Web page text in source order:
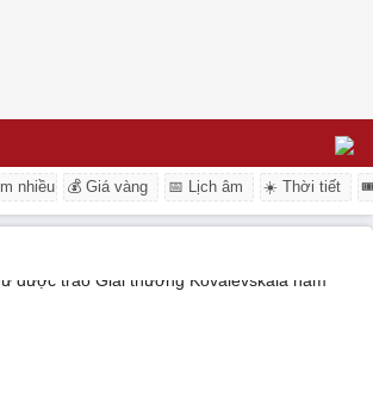
nhiều 💰 Giá vàng 📅 Lịch âm ☀️ Thời tiết